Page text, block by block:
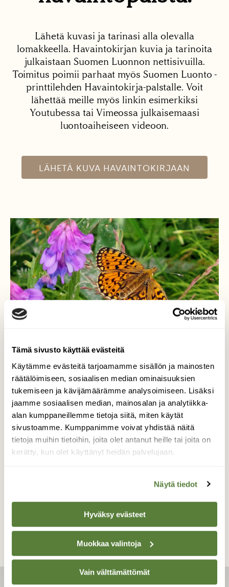
Tämä sivusto käyttää evästeitä
Käytämme evästeitä tarjoamamme sisällön ja mainosten
räätälöimiseen, sosiaalisen median ominaisuuksien
tukemiseen ja kävijämäärämme analysoimiseen. Lisäksi
jaamme sosiaalisen median, mainosalan ja analytiikka-
alan kumppaneillemme tietoja siitä, miten käytät
sivustoamme. Kumppanimme voivat yhdistää näitä
tietoja muihin tietoihin, joita olet antanut heille tai joita on
kerätty, kun olet käyttänyt heidän palvelujaan.
Näytä tiedot
Hyväksy evästeet
Muokkaa valintoja
Vain välttämättömät
Lähetä kuvasi ja tarinasi alla olevalla
lomakkeella. Havaintokirjan kuvia ja tarinoita
julkaistaan Suomen Luonnon nettisivuilla.
Toimitus poimii parhaat myös Suomen Luonto -
printtilehden Havaintokirja-palstalle. Voit
lähettää meille myös linkin esimerkiksi
Youtubessa tai Vimeossa julkaisemaasi
luontoaiheiseen videoon.
LÄHETÄ KUVA HAVAINTOKIRJAAN
Niittyhopeatäplä
Perhonen kukkakedolla.
Valokuvaaja: Tarja Naukkarinen, Savitaipale
27.6.2026